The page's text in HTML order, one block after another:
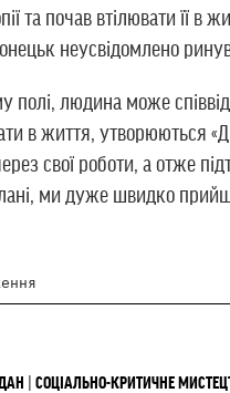
та почав втілювати її
неусвідомлено
полі, людина може
в життя,
свої роботи, а отже
ми дуже швидко
СОЦІАЛЬНО-КРИТИЧНЕ